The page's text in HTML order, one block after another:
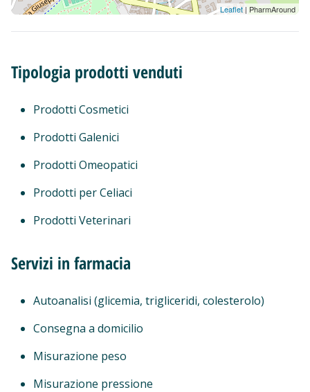
Leaflet | PharmAround
Tipologia prodotti venduti
Prodotti Cosmetici
Prodotti Galenici
Prodotti Omeopatici
Prodotti per Celiaci
Prodotti Veterinari
Servizi in farmacia
Autoanalisi (glicemia, trigliceridi, colesterolo)
Consegna a domicilio
Misurazione peso
Misurazione pressione